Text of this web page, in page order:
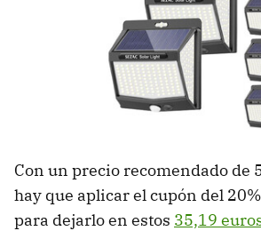
Con un precio recomendado de
hay que aplicar el cupón del
para dejarlo en estos 35,19